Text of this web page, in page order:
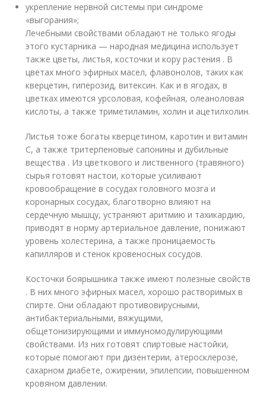
укрепление нервной системы при синдроме
«выгорания»;
Лечебными свойствами обладают не только ягоды
этого кустарника — народная медицина использует
также цветы, листья, косточки и кору растения . В
цветах много эфирных масел, флавонолов, таких как
кверцетин, гиперозид, витексин. Как и в ягодах, в
цветках имеются урсоловая, кофейная, олеаноловая
кислоты, а также триметиламин, холин и ацетилхолин.
Листья тоже богаты кверцетином, каротин и витамин
С, а также тритерпеновые сапонины и дубильные
вещества . Из цветкового и лиственного (травяного)
сырья готовят настои, которые усиливают
кровообращение в сосудах головного мозга и
коронарных сосудах, благотворно влияют на
сердечную мышцу, устраняют аритмию и тахикардию,
приводят в норму артериальное давление, понижают
уровень холестерина, а также проницаемость
капилляров и стенок кровеносных сосудов.
Косточки боярышника также имеют полезные свойств
. В них много эфирных масел, хорошо растворимых в
спирте. Они обладают противовирусными,
антибактериальными, вяжущими,
общетонизирующими и иммуномодулирующими
свойствами. Из них готовят спиртовые настойки,
которые помогают при дизентерии, атеросклерозе,
сахарном диабете, ожирении, эпилепсии, повышенном
кровяном давлении.